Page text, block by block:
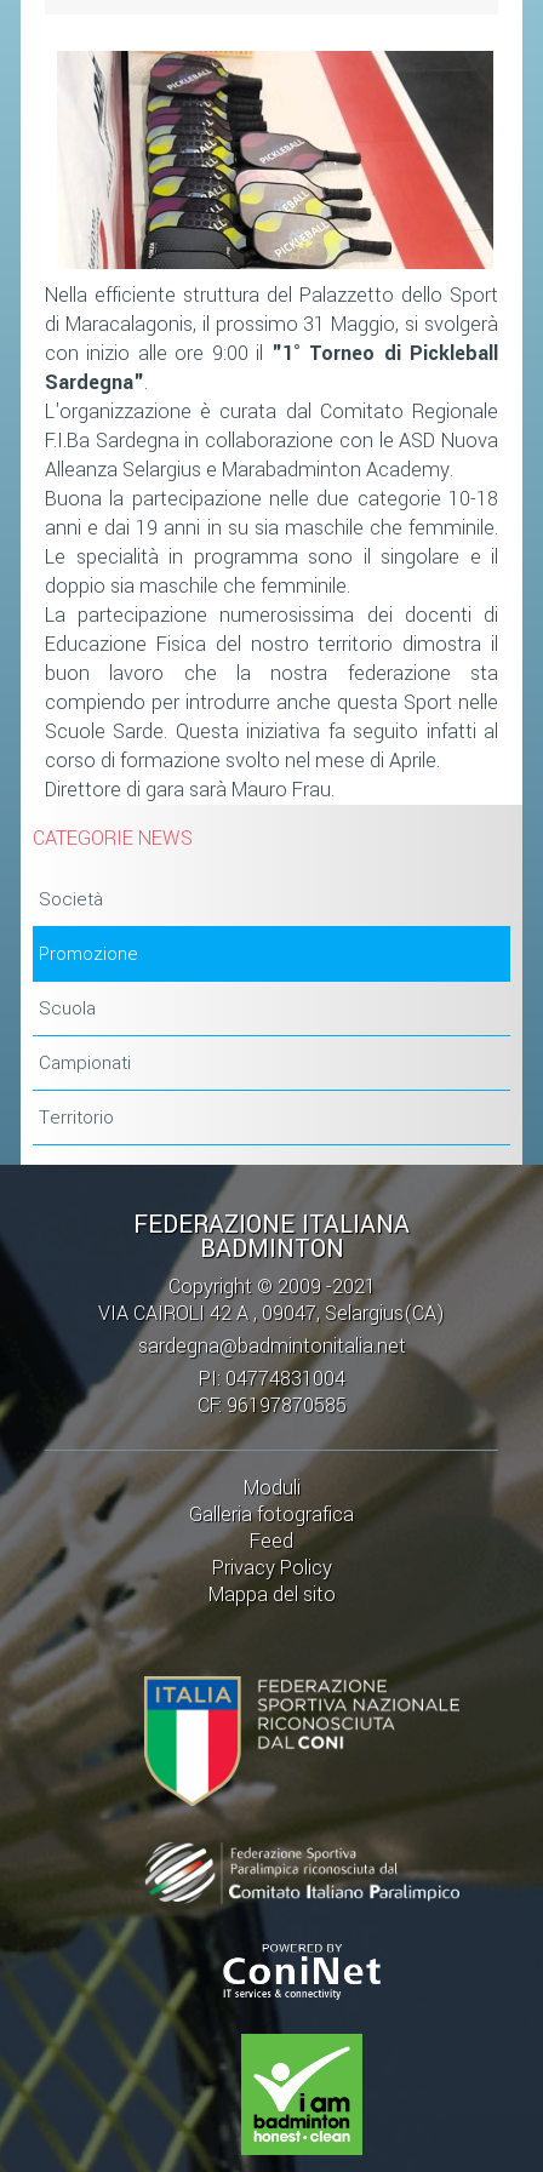
Nella efficiente struttura del Palazzetto dello Sport
di Maracalagonis, il prossimo 31 Maggio, si svolgerà
con inizio alle ore 9:00 il "1° Torneo di Pickleball
Sardegna".
L'organizzazione è curata dal Comitato Regionale
F.I.Ba Sardegna in collaborazione con le ASD Nuova
Alleanza Selargius e Marabadminton Academy.
Buona la partecipazione nelle due categorie 10-18
anni e dai 19 anni in su sia maschile che femminile.
Le specialità in programma sono il singolare e il
doppio sia maschile che femminile.
La partecipazione numerosissima dei docenti di
Educazione Fisica del nostro territorio dimostra il
buon lavoro che la nostra federazione sta
compiendo per introdurre anche questa Sport nelle
Scuole Sarde. Questa iniziativa fa seguito infatti al
corso di formazione svolto nel mese di Aprile.
Direttore di gara sarà Mauro Frau.
CATEGORIE NEWS
Società
Promozione
Scuola
Campionati
Territorio
FEDERAZIONE ITALIANA
BADMINTON
Copyright © 2009 -2021
VIA CAIROLI 42 A , 09047, Selargius(CA)
sardegna@badmintonitalia.net
PI: 04774831004
CF: 96197870585
Moduli
Galleria fotografica
Feed
Privacy Policy
Mappa del sito
FIBA NAZIONALE